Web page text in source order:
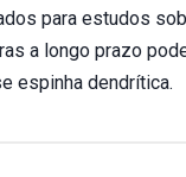
para estudos
a longo prazo
espinha dendrítica.